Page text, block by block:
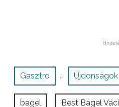
Gasztro , Újdonságok
bagel Best Bagel Váci